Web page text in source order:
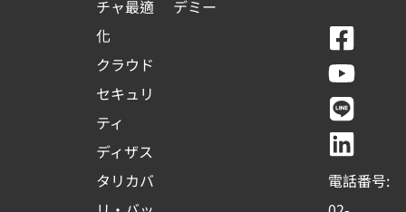
チャ最適
化
クラウド
セキュリ
ティ
ディザス
タリカバ
デミー
F
a
c
e
b
o
o
Y
o
u
t
u
b
e
L
i
n
e
L
i
n
k
e
d
i
電話番号: